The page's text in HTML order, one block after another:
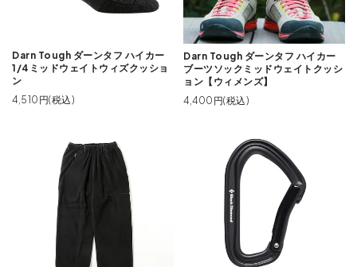
Darn Tough ダーンタフ ハイカー
1/4ミッドウェイトウィズクッショ
ン
4,510円(税込)
Darn Tough ダーンタフ ハイカー
ブーツソックミッドウェイトクッシ
ョン【ウィメンズ】
4,400円(税込)